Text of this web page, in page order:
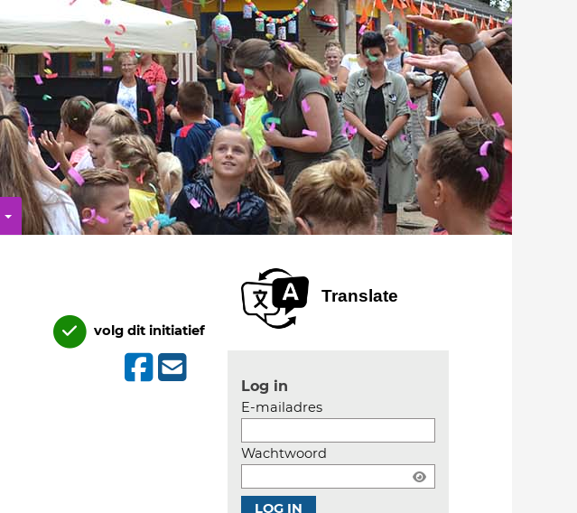
volg dit initiatief
Translate
Log in
E-mailadres
Wachtwoord